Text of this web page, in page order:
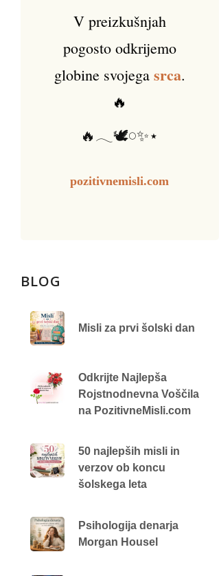
V preizkušnjah
pogosto odkrijemo
globine svojega srca.
🔥
🔥𓂃🕊️𓏸✨⋆
pozitivnemisli.com
BLOG
Misli za prvi šolski dan
Odkrijte Najlepša
Rojstnodnevna Voščila
na PozitivneMisli.com
50 najlepših misli in
verzov ob koncu
šolskega leta
Psihologija denarja
Morgan Housel